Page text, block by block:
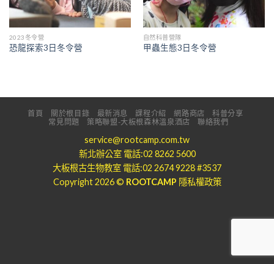
2023冬令營
恐龍探索3日冬令營
自然科普營隊
甲蟲生態3日冬令營
首頁 關於根目錄 最新消息 課程介紹 網路商店
科普分享
常見問題
策略聯盟-大板根森林溫泉酒店 聯絡我們
service@rootcamp.com.tw
新北辦公室 電話:02 8262 5600
大板根古生物教室 電話:02 2674 9228 #3537
Copyright 2026 © ROOTCAMP 隱私權政策